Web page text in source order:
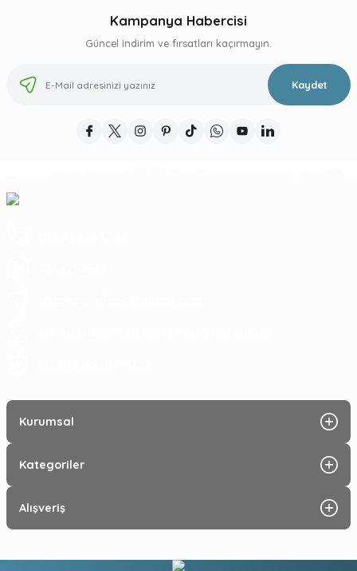
Kampanya Habercisi
Güncel indirim ve fırsatları kaçırmayın.
Kaydet
Kurumsal
Kategoriler
Alışveriş